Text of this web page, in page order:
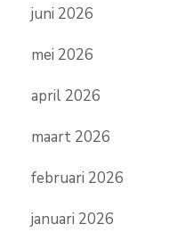
juni 2026
mei 2026
april 2026
maart 2026
februari 2026
januari 2026